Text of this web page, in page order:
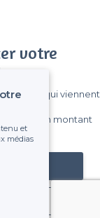
votre
visiteurs qui viennent
payez un montant
et
médias